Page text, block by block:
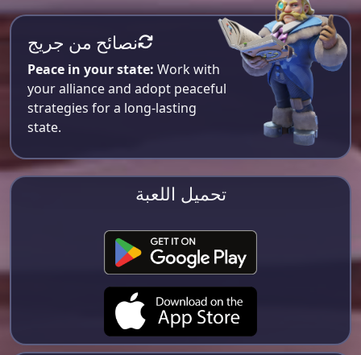
نصائح من جريج
Peace in your state: Work with
your alliance and adopt peaceful
strategies for a long-lasting
state.
تحميل اللعبة